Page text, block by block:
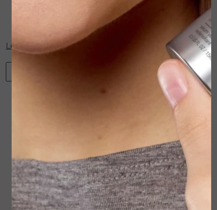
combinatie met Multi-Active Toner.
Kan puur aangebracht worden of gemengd
met een geconcentreerde booster voor extra
resultaat.
Lees verder...
- + Toevoegen aan winkelwagen
Verder winkelen
Gerelateerde
producten